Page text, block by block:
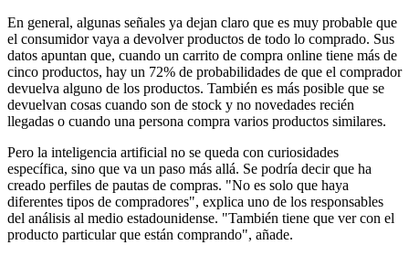
En general, algunas señales ya dejan claro que es muy probable que
el consumidor vaya a devolver productos de todo lo comprado. Sus
datos apuntan que, cuando un carrito de compra online tiene más de
cinco productos, hay un 72% de probabilidades de que el comprador
devuelva alguno de los productos. También es más posible que se
devuelvan cosas cuando son de stock y no novedades recién
llegadas o cuando una persona compra varios productos similares.
Pero la inteligencia artificial no se queda con curiosidades
específica, sino que va un paso más allá. Se podría decir que ha
creado perfiles de pautas de compras. "No es solo que haya
diferentes tipos de compradores", explica uno de los responsables
del análisis al medio estadounidense. "También tiene que ver con el
producto particular que están comprando", añade.